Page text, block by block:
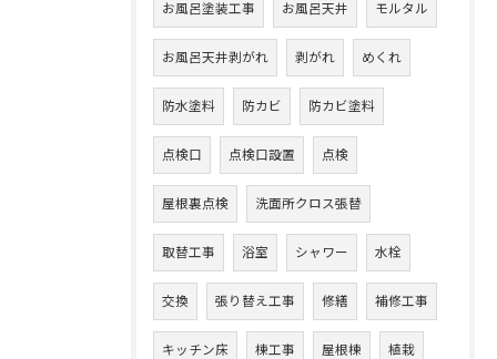
お風呂塗装工事 お風呂天井 モルタル
お風呂天井剥がれ 剥がれ めくれ
防水塗料 防カビ 防カビ塗料
点検口 点検口設置 点検
屋根裏点検 洗面所クロス張替
取替工事 浴室 シャワー 水栓
交換 張り替え工事 修繕 補修工事
キッチン床 棟工事 屋根棟 植栽